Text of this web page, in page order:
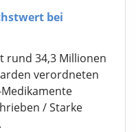
bei
rund 34,3 Millionen
verordneten
/ Starke